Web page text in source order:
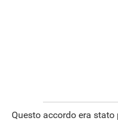
Questo accordo era